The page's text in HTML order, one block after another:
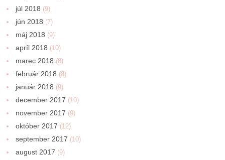
júl 2018 (9)
jún 2018 (7)
máj 2018 (9)
apríl 2018 (10)
marec 2018 (8)
február 2018 (8)
január 2018 (9)
december 2017 (10)
november 2017 (9)
október 2017 (12)
september 2017 (10)
august 2017 (9)